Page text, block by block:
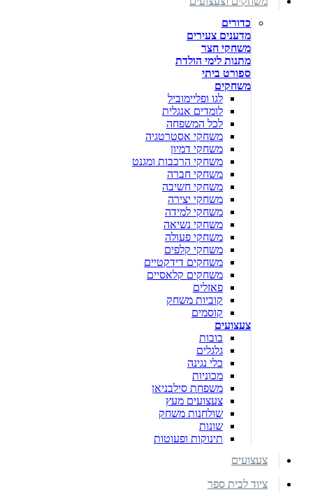
כדורים
מדענים צעירים
משחקי חצר
מתנות לימי הולדת
ספורט ביתי
משחקים
לגו ופליימוביל
לומדים אנגלית
לכל המשפחה
משחקי אסטרטגיה
משחקי דמיון
משחקי הרכבות ומגנט
משחקי חברה
משחקי חשיבה
משחקי יצירה
משחקי למידה
משחקי נשיאה
משחקי פעולה
משחקי קלפים
משחקים דידקטיים
משחקים קלאסיים
פאזלים
קוביות משחק
קוסמים
צעצועים
בובות
גלגלים
כלי נגינה
מכוניות
משפחת סילבניאן
צעצועים מעץ
שולחנות משחק
שונות
תינוקות ופעוטות
צעצועים
ציוד לבית ספר